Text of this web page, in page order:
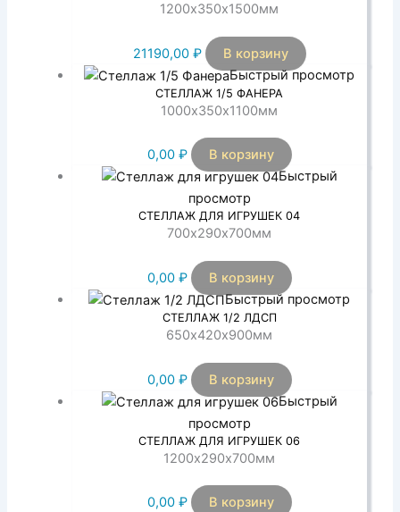
1200х350х1500мм
21190,00 ₽
В корзину
Быстрый просмотр
СТЕЛЛАЖ 1/5 ФАНЕРА
1000х350х1100мм
0,00 ₽
В корзину
Быстрый
просмотр
СТЕЛЛАЖ ДЛЯ ИГРУШЕК 04
700х290х700мм
0,00 ₽
В корзину
Быстрый просмотр
СТЕЛЛАЖ 1/2 ЛДСП
650х420х900мм
0,00 ₽
В корзину
Быстрый
просмотр
СТЕЛЛАЖ ДЛЯ ИГРУШЕК 06
1200х290х700мм
0,00 ₽
В корзину